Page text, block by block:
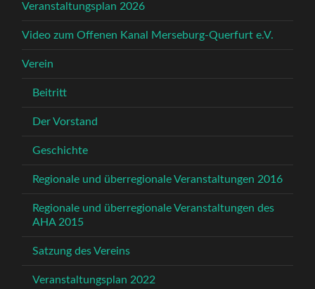
Veranstaltungsplan 2026
Video zum Offenen Kanal Merseburg-Querfurt e.V.
Verein
Beitritt
Der Vorstand
Geschichte
Regionale und überregionale Veranstaltungen 2016
Regionale und überregionale Veranstaltungen des
AHA 2015
Satzung des Vereins
Veranstaltungsplan 2022